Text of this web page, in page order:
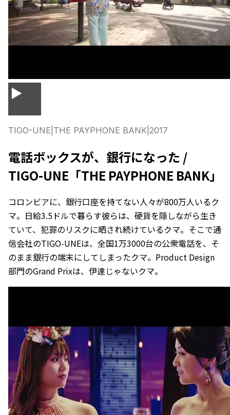
▶
TIGO-UNE THE PAYPHONE BANK 2017
電話ボックスが、銀行になった /
TIGO-UNE「THE PAYPHONE BANK」
コロンビアに、銀行口座を持てない人々が800万人いるク
マ。日給3.5ドルで暮らす彼らは、硬貨を隠しながら生き
ていて、犯罪のリスクに晒され続けているクマ。そこで通
信会社のTIGO-UNEは、全国1万3000台の公衆電話を、そ
のまま銀行の端末にしてしまったクマ。Product Design
部門のGrand Prixは、伊達じゃないクマ。